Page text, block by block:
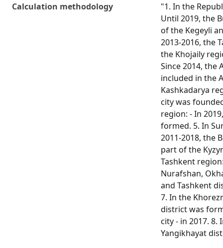
Calculation methodology
"1. In the
Until 2019, the
of the Kegeyli
2013-2016, the
the Khojaily
Since 2014, the
included in the
Kashkadarya
city was
region: - In
formed. 5. In
2011-2018, the
part of the
Tashkent
Nurafshan,
and Tashkent
7. In the
district was
city - in 2017. 8.
Yangikhayat